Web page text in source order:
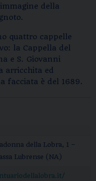
della
quattro cappelle
la Cappella del
e S. Giovanni
arricchita ed
facciata è del 1689.
della Lobra, 1 –
Lubrense (NA)